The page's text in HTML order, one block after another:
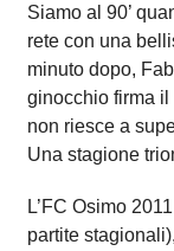
Siamo al 90’
rete con una
minuto dopo,
ginocchio firma il
non riesce a
Una stagione
L’FC Osimo
partite